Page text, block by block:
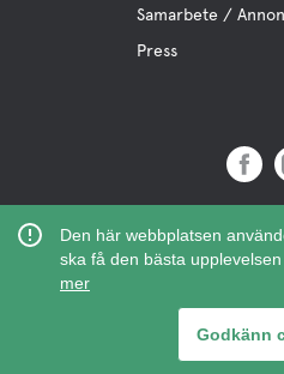
Den här webbplatsen
ska få den bästa
mer
Godkänn
Samarbete /
Press
Org.Nr: